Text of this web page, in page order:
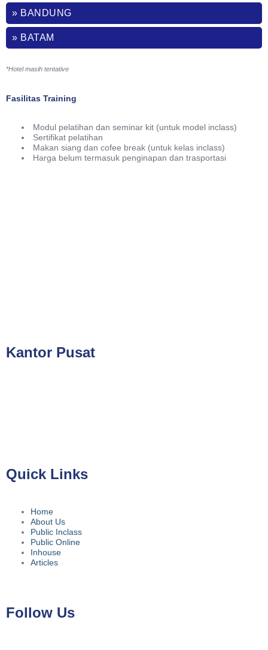
» BANDUNG
» BATAM
*Hotel masih tentative
Fasilitas Training
Modul pelatihan dan seminar kit (untuk model inclass)
Sertifikat pelatihan
Makan siang dan cofee break (untuk kelas inclass)
Harga belum termasuk penginapan dan trasportasi
Kantor Pusat
Quick Links
Home
About Us
Public Inclass
Public Online
Inhouse
Articles
Follow Us